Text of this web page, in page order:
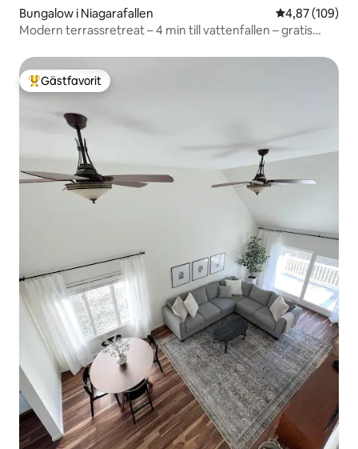
Bungalow i Niagarafallen 4,87 av 5 i
4,87 (109)
Modern terrassretreat – 4 min till vattenfallen – gratis
Populär gästfavorit
Gästfavorit